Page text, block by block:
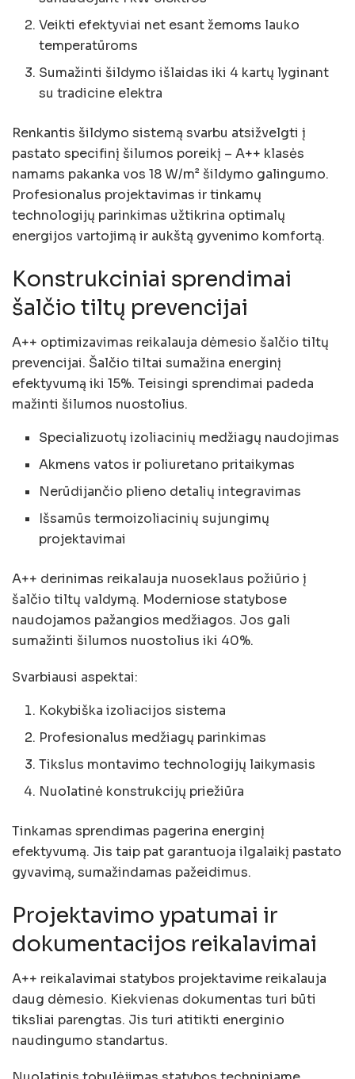
Veikti efektyviai net esant žemoms lauko
temperatūroms
Sumažinti šildymo išlaidas iki 4 kartų lyginant
su tradicine elektra
Renkantis šildymo sistemą svarbu atsižvelgti į
pastato specifinį šilumos poreikį – A++ klasės
namams pakanka vos 18 W/m² šildymo galingumo.
Profesionalus projektavimas ir tinkamų
technologijų parinkimas užtikrina optimalų
energijos vartojimą ir aukštą gyvenimo komfortą.
Konstrukciniai sprendimai
šalčio tiltų prevencijai
A++ optimizavimas reikalauja dėmesio šalčio tiltų
prevencijai. Šalčio tiltai sumažina energinį
efektyvumą iki 15%. Teisingi sprendimai padeda
mažinti šilumos nuostolius.
Specializuotų izoliacinių medžiagų naudojimas
Akmens vatos ir poliuretano pritaikymas
Nerūdijančio plieno detalių integravimas
Išsamūs termoizoliacinių sujungimų
projektavimai
A++ derinimas reikalauja nuoseklaus požiūrio į
šalčio tiltų valdymą. Moderniose statybose
naudojamos pažangios medžiagos. Jos gali
sumažinti šilumos nuostolius iki 40%.
Svarbiausi aspektai:
Kokybiška izoliacijos sistema
Profesionalus medžiagų parinkimas
Tikslus montavimo technologijų laikymasis
Nuolatinė konstrukcijų priežiūra
Tinkamas sprendimas pagerina energinį
efektyvumą. Jis taip pat garantuoja ilgalaikį pastato
gyvavimą, sumažindamas pažeidimus.
Projektavimo ypatumai ir
dokumentacijos reikalavimai
A++ reikalavimai statybos projektavime reikalauja
daug dėmesio. Kiekvienas dokumentas turi būti
tiksliai parengtas. Jis turi atitikti energinio
naudingumo standartus.